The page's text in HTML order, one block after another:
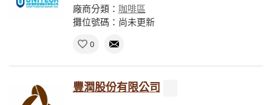
廠商分類： 咖啡區
攤位號碼：尚未更新
0
豐潤股份有限公司